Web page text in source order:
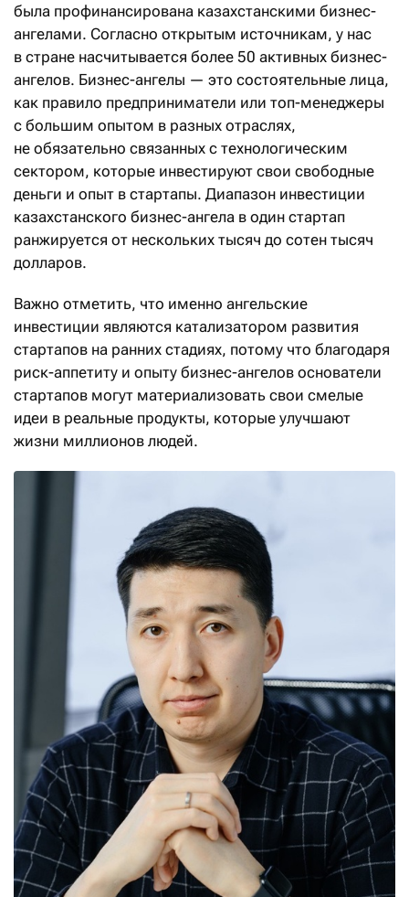
была профинансирована казахстанскими бизнес-
ангелами. Согласно открытым источникам, у нас
в стране насчитывается более 50 активных бизнес-
ангелов. Бизнес-ангелы — это состоятельные лица,
как правило предприниматели или топ-менеджеры
с большим опытом в разных отраслях,
не обязательно связанных с технологическим
сектором, которые инвестируют свои свободные
деньги и опыт в стартапы. Диапазон инвестиции
казахстанского бизнес-ангела в один стартап
ранжируется от нескольких тысяч до сотен тысяч
долларов.
Важно отметить, что именно ангельские
инвестиции являются катализатором развития
стартапов на ранних стадиях, потому что благодаря
риск-аппетиту и опыту бизнес-ангелов основатели
стартапов могут материализовать свои смелые
идеи в реальные продукты, которые улучшают
жизни миллионов людей.